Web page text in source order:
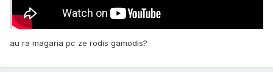
[media=]
au ra magaria pc ze rodis gamodis?